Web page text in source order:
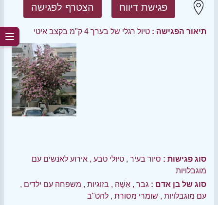
הצטרף לפגישה פגישת דיווח
תיאור הפגישה : טיול רגלי של בערך 4 ק"מ בקצב איטי
סוג פגישות : סיור בעיר , טיולי טבע , אירוע לאנשים עם
מוגבלויות
סוג של בן אדם : גבר , אִשָׁה , בזוגיות , משפחה עם ילדים ,
עם מוגבלויות , שומרי מסורת , להט"ב